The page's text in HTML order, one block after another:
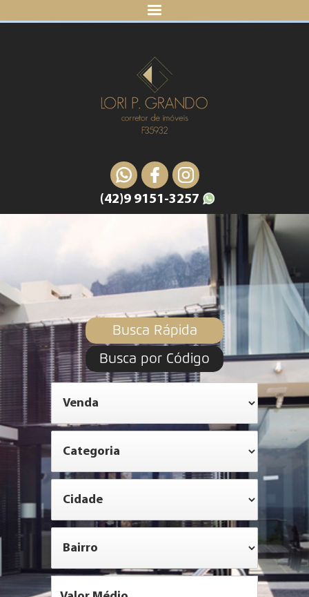
(42)9 9151-3257
Busca Rápida
Busca por Código